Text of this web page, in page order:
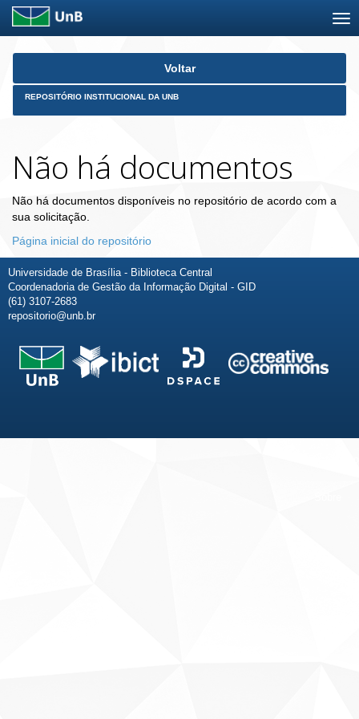
Skip
Voltar
REPOSITÓRIO INSTITUCIONAL DA UNB
Não há documentos
Não há documentos disponíveis no repositório de acordo com a
sua solicitação.
Página inicial do repositório
Universidade de Brasília - Biblioteca Central
Coordenadoria de Gestão da Informação Digital - GID
(61) 3107-2683
repositorio@unb.br